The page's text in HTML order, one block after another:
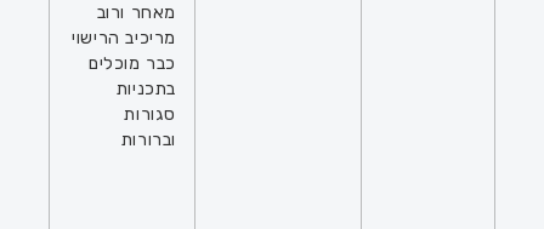
מאחר ורוב
מריכיב הרישוי
כבר מוכלים
בתכניות
סגורות
וברורות